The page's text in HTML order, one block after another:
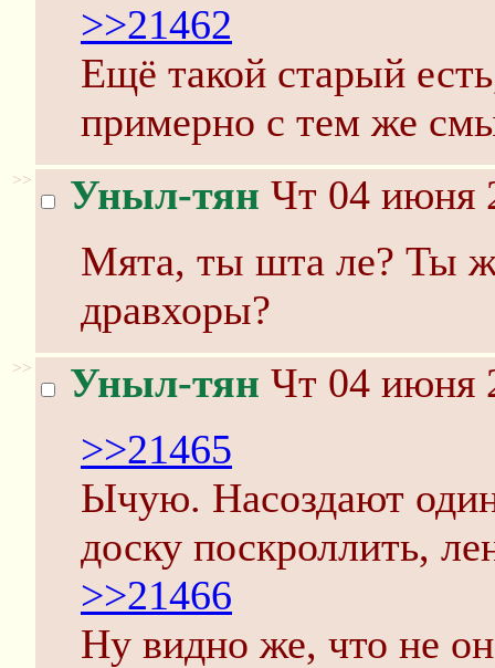
>>21462
Ещё такой старый
примерно с тем же
>> Уныл-тян Чт 04 июня
Мята, ты шта ле? Ты
дравхоры?
>> Уныл-тян Чт 04 июня
>>21465
Ычую. Насоздают
доску поскроллить,
>>21466
Ну видно же, что не